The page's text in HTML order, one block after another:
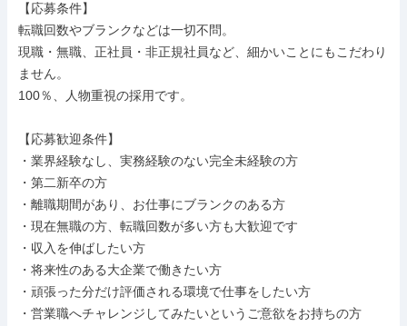
【応募条件】
転職回数やブランクなどは一切不問。
現職・無職、正社員・非正規社員など、細かいことにもこだわり
ません。
100％、人物重視の採用です。
【応募歓迎条件】
・業界経験なし、実務経験のない完全未経験の方
・第二新卒の方
・離職期間があり、お仕事にブランクのある方
・現在無職の方、転職回数が多い方も大歓迎です
・収入を伸ばしたい方
・将来性のある大企業で働きたい方
・頑張った分だけ評価される環境で仕事をしたい方
・営業職へチャレンジしてみたいというご意欲をお持ちの方